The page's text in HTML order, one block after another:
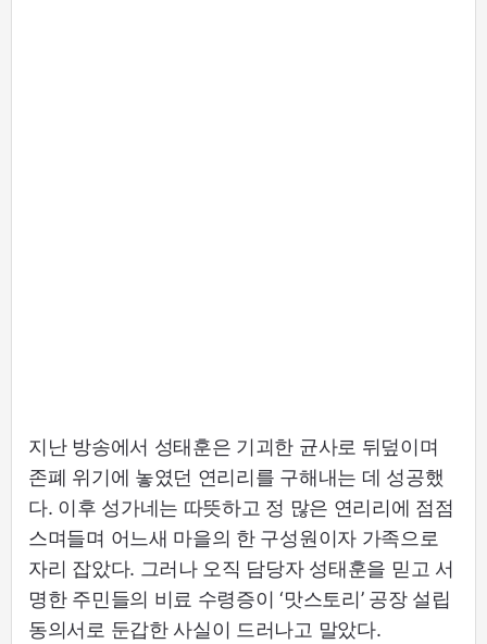
지난 방송에서 성태훈은 기괴한 균사로 뒤덮이며
존폐 위기에 놓였던 연리리를 구해내는 데 성공했
다. 이후 성가네는 따뜻하고 정 많은 연리리에 점점
스며들며 어느새 마을의 한 구성원이자 가족으로
자리 잡았다. 그러나 오직 담당자 성태훈을 믿고 서
명한 주민들의 비료 수령증이 ‘맛스토리’ 공장 설립
동의서로 둔갑한 사실이 드러나고 말았다.